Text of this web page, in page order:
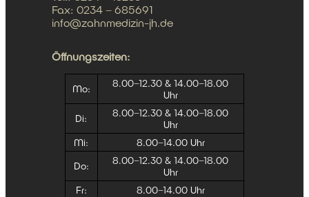
Fax: 0234 – 685691
info@zahnmedizin-jh.de
Öffnungszeiten:
Mo:
8.00–12.30 & 14.00–18.00
Uhr
Di:
8.00–12.30 & 14.00–18.00
Uhr
Mi:
8.00–14.00 Uhr
Do:
8.00–12.30 & 14.00–18.00
Uhr
Fr:
8.00–14.00 Uhr